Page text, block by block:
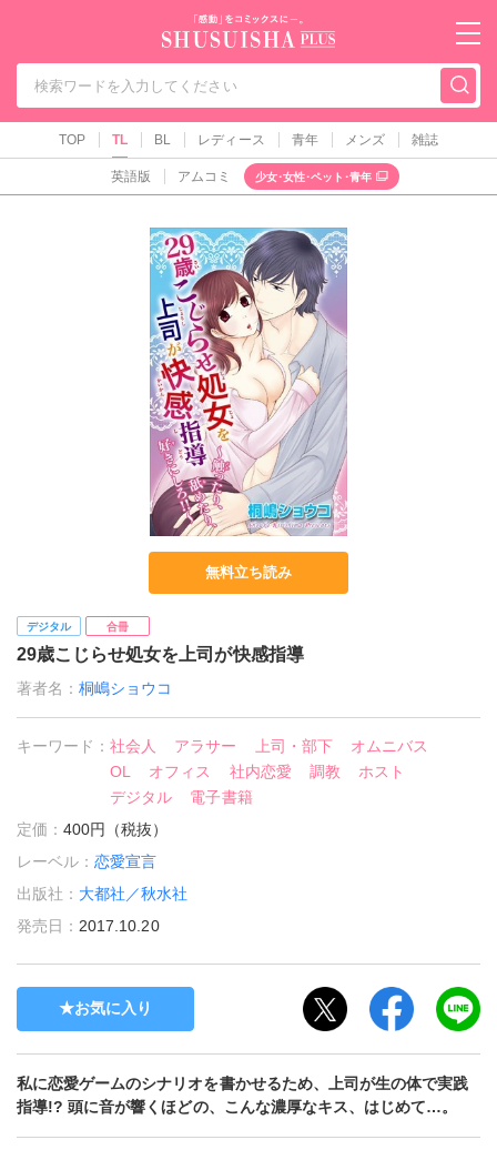
秋水社PLUS（テ
TOP TL BL レディース 青年 メンズ 雑誌
英語版 アムコミ 少女･女性･ペット･青年
無料立ち読み
デジタル 合冊
29歳こじらせ処女を上司が快感指導
著者名：桐嶋ショウコ
キーワード：社会人 アラサー 上司・部下
オムニバス
OL
オフィス 社内恋愛 調教
ホスト
デジタル
電子書籍
定価：400円（税抜）
レーベル：恋愛宣言
出版社： 大都社／秋水社
発売日： 2017.10.20
お気に入り
私に恋愛ゲームのシナリオを書かせるため、上司が生の体で実践
指導!? 頭に音が響くほどの、こんな濃厚なキス、はじめて…。